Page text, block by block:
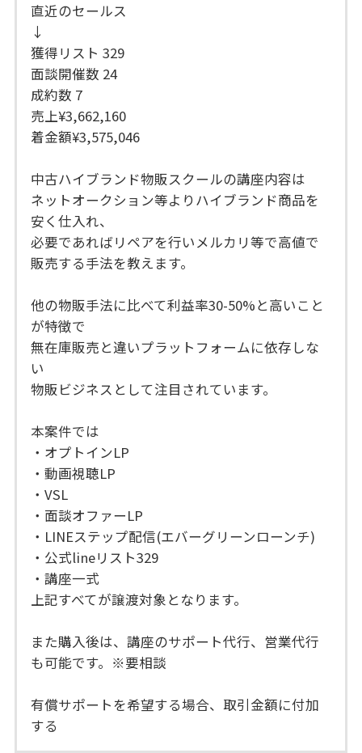
直近のセールス
↓
獲得リスト 329
面談開催数 24
成約数 7
売上¥3,662,160
着金額¥3,575,046
中古ハイブランド物販スクールの講座内容は
ネットオークション等よりハイブランド商品を
安く仕入れ、
必要であればリペアを行いメルカリ等で高値で
販売する手法を教えます。
他の物販手法に比べて利益率30-50%と高いこと
が特徴で
無在庫販売と違いプラットフォームに依存しな
い
物販ビジネスとして注目されています。
本案件では
・オプトインLP
・動画視聴LP
・VSL
・面談オファーLP
・LINEステップ配信(エバーグリーンローンチ)
・公式lineリスト329
・講座一式
上記すべてが譲渡対象となります。
また購入後は、講座のサポート代行、営業代行
も可能です。※要相談
有償サポートを希望する場合、取引金額に付加
する